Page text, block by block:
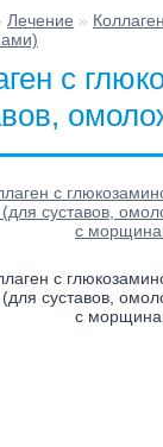
Лечение »
с